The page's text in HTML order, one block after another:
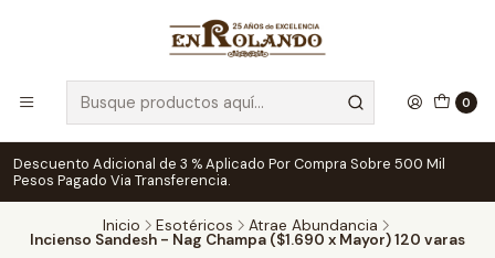
0
Descuento Adicional de 3 % Aplicado Por Compra Sobre 500 Mil
Pesos Pagado Via Transferencia.
Inicio Esotéricos Atrae Abundancia
Incienso Sandesh - Nag Champa ($1.690 x Mayor) 120 varas